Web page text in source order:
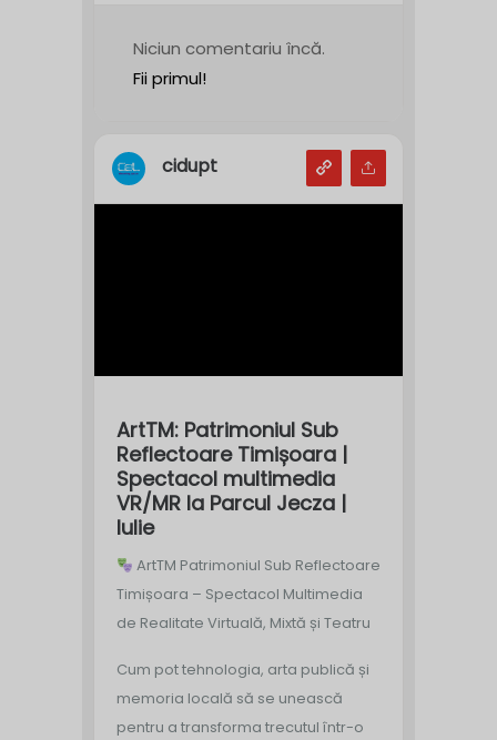
Niciun comentariu încă.
Fii primul!
cidupt
ArtTM: Patrimoniul Sub
Reflectoare Timișoara |
Spectacol multimedia
VR/MR la Parcul Jecza |
Iulie
ArtTM Patrimoniul Sub Reflectoare
Timișoara – Spectacol Multimedia
de Realitate Virtuală, Mixtă și Teatru
Cum pot tehnologia, arta publică și
memoria locală să se unească
pentru a transforma trecutul într-o